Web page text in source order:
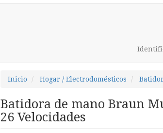
Inicio Hogar / Electrodomésticos
Batidora de mano Braun
26 Velocidades